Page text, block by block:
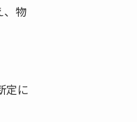
、物
定に